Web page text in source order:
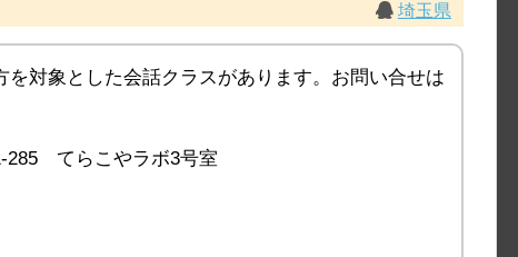
埼玉県
を対象とした会話クラスがあります。お問い合せは
てらこやラボ3号室